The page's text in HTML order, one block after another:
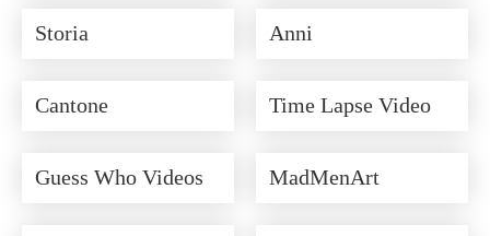
Storia Anni
Cantone Time Lapse Video
Guess Who Videos MadMenArt